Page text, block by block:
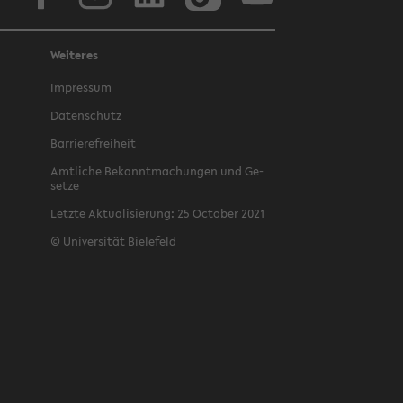
Weiteres
Im­pres­sum
Da­ten­schutz
Bar­rie­re­frei­heit
Amt­li­che Be­kannt­ma­chun­gen und Ge­
set­ze
Letz­te Ak­tua­li­sie­rung: 25 Oc­to­ber 2021
© Uni­ver­si­tät Bie­le­feld